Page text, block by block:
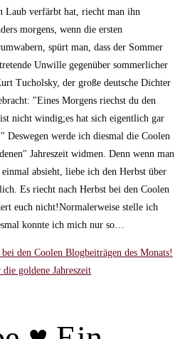
Laub verfärbt hat, riecht man ihn
morgens, wenn die ersten
spürt man, dass der Sommer
Unwille gegenüber sommerlicher
Tucholsky, der große deutsche Dichter
"Eines Morgens riechst du den
nicht windig;es hat sich eigentlich gar
Deswegen werde ich diesmal die Coolen
Jahreszeit widmen. Denn wenn man
absieht, liebe ich den Herbst über
Es riecht nach Herbst bei den Coolen
euch nicht!Normalerweise stelle ich
konnte ich mich nur so…
den Coolen Blogbeiträgen des Monats!